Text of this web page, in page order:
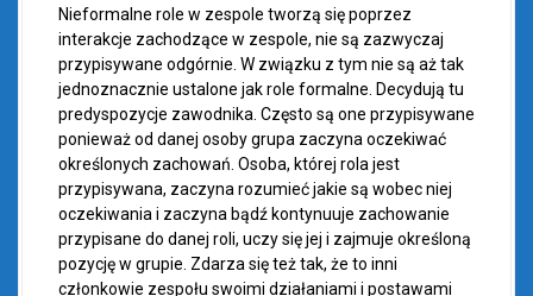
Nieformalne role w zespole tworzą się poprzez
interakcje zachodzące w zespole, nie są zazwyczaj
przypisywane odgórnie. W związku z tym nie są aż tak
jednoznacznie ustalone jak role formalne. Decydują tu
predyspozycje zawodnika. Często są one przypisywane
ponieważ od danej osoby grupa zaczyna oczekiwać
określonych zachowań. Osoba, której rola jest
przypisywana, zaczyna rozumieć jakie są wobec niej
oczekiwania i zaczyna bądź kontynuuje zachowanie
przypisane do danej roli, uczy się jej i zajmuje określoną
pozycję w grupie. Zdarza się też tak, że to inni
członkowie zespołu swoimi działaniami i postawami